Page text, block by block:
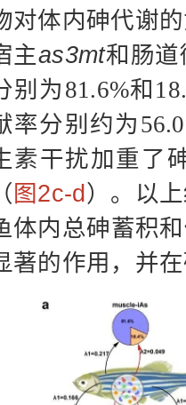
对体内砷代谢
主as3mt和肠道
别为81.6%和
率分别约为
素干扰加重了
（ 图2c-d ）。以
体内总砷蓄积
著的作用，并